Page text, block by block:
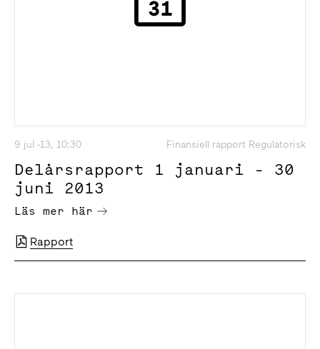
9 jul -13, 10:30 Finansiell rapport Regulatorisk
Delårsrapport 1 januari - 30
juni 2013
Läs mer här
Rapport